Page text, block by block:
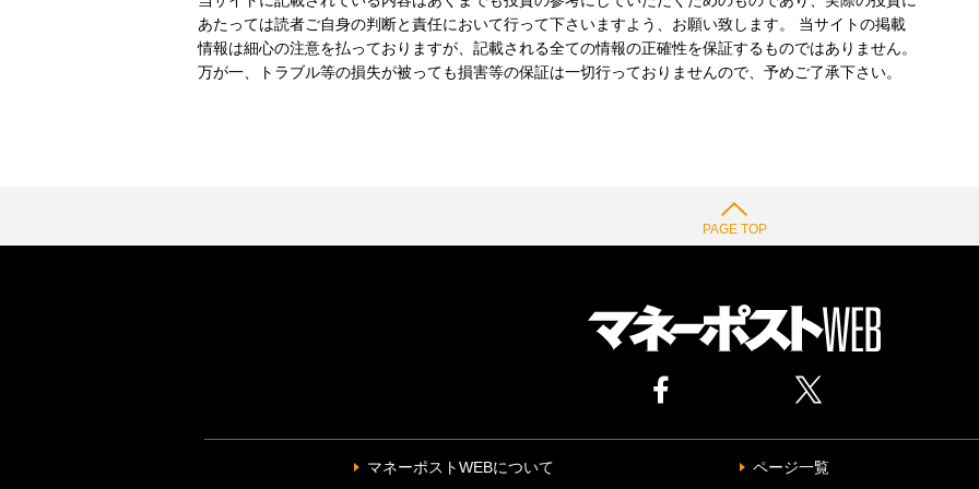
あたっては読者ご自身の判断と責任において行って下さいますよう、お願い致します。 当サイトの掲載
情報は細心の注意を払っておりますが、記載される全ての情報の正確性を保証するものではありません。
万が一、トラブル等の損失が被っても損害等の保証は一切行っておりませんので、予めご了承下さい。
PAGE TOP
マネーポストWEBについて ページ一覧